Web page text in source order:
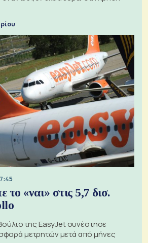
το «ναι» στις 5,7 δισ.
της EasyJet συνέστησε
μετρητών μετά από μήνες